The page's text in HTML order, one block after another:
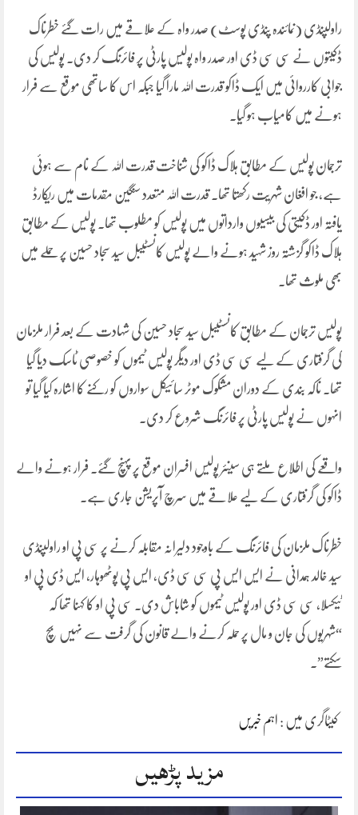
راولپنڈی (نمائندہ پنڈی پوسٹ) صدر واہ کے علاقے میں رات گئے خطرناک
ڈکیتوں نے سی سی ڈی اور صدر واہ پولیس پارٹی پر فائرنگ کر دی۔ پولیس کی
جوابی کارروائی میں ایک ڈاکو قدرت اللہ مارا گیا جبکہ اس کا ساتھی موقع سے فرار
ہونے میں کامیاب ہو گیا۔
ترجمان پولیس کے مطابق ہلاک ڈاکو کی شناخت قدرت اللہ کے نام سے ہوئی
ہے، جو افغان شہریت رکھتا تھا۔ قدرت اللہ متعدد سنگین مقدمات میں ریکارڈ
یافتہ اور ڈکیتی کی بیسیوں وارداتوں میں پولیس کو مطلوب تھا۔ پولیس کے مطابق
ہلاک ڈاکو گزشتہ روز شہید ہونے والے پولیس کانسٹیبل سید سجاد حسین پر حملے میں
بھی ملوث تھا۔
پولیس ترجمان کے مطابق کانسٹیبل سید سجاد حسین کی شہادت کے بعد فرار ملزمان
کی گرفتاری کے لیے سی سی ڈی اور دیگر پولیس ٹیموں کو خصوصی ٹاسک دیا گیا
تھا۔ ناکہ بندی کے دوران مشکوک موٹر سائیکل سواروں کو رکنے کا اشارہ کیا گیا تو
انہوں نے پولیس پارٹی پر فائرنگ شروع کر دی۔
واقعے کی اطلاع ملتے ہی سینئر پولیس افسران موقع پر پہنچ گئے۔ فرار ہونے والے
ڈاکو کی گرفتاری کے لیے علاقے میں سرچ آپریشن جاری ہے۔
خطرناک ملزمان کی فائرنگ کے باوجود دلیرانہ مقابلہ کرنے پر سی پی او راولپنڈی
سید خالد ہمدانی نے ایس ایس پی سی سی ڈی، ایس پی پوٹھوہار، ایس ڈی پی او
ٹیکسلا، سی سی ڈی اور پولیس ٹیموں کو شاباش دی۔ سی پی او کا کہنا تھا کہ
“شہریوں کی جان و مال پر حملہ کرنے والے قانون کی گرفت سے نہیں بچ
سکتے”۔
کیٹاگری میں : اہم خبریں
مزید پڑھیں